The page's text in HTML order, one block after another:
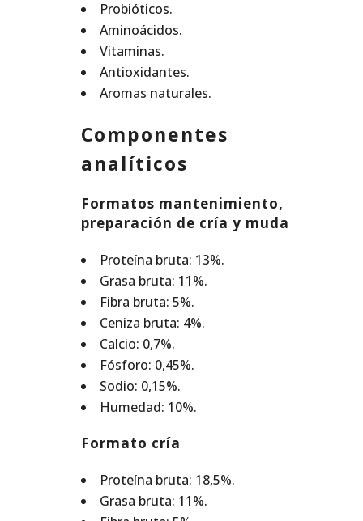
Probióticos.
Aminoácidos.
Vitaminas.
Antioxidantes.
Aromas naturales.
Componentes
analíticos
Formatos mantenimiento,
preparación de cría y muda
Proteína bruta: 13%.
Grasa bruta: 11%.
Fibra bruta: 5%.
Ceniza bruta: 4%.
Calcio: 0,7%.
Fósforo: 0,45%.
Sodio: 0,15%.
Humedad: 10%.
Formato cría
Proteína bruta: 18,5%.
Grasa bruta: 11%.